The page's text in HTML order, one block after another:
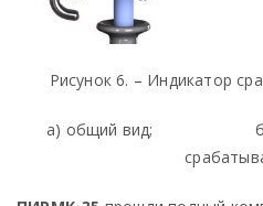
Рисунок 6. – Индикатор
а) общий вид; б)